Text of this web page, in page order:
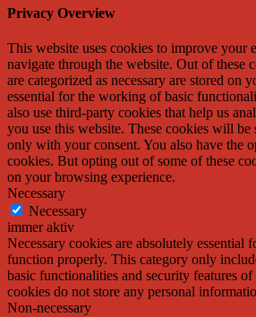
Privacy Overview
This website uses cookies to improve your
navigate through the website. Out of these
are categorized as necessary are stored on
essential for the working of basic
also use third-party cookies that help us
you use this website. These cookies will
only with your consent. You also have the
cookies. But opting out of some of these
on your browsing experience.
Necessary
Necessary
immer aktiv
Necessary cookies are absolutely essential
function properly. This category only
basic functionalities and security features
cookies do not store any personal
Non-necessary